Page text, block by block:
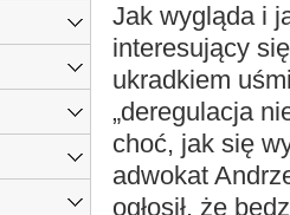
Jak wygląda i
interesujący
ukradkiem
„deregulacja
choć, jak się
adwokat
ogłosił, że